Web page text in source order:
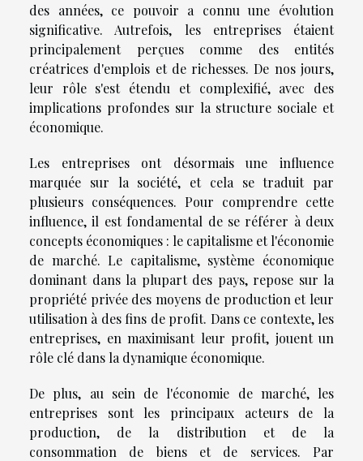
des années, ce pouvoir a connu une évolution
significative. Autrefois, les entreprises étaient
principalement perçues comme des entités
créatrices d'emplois et de richesses. De nos jours,
leur rôle s'est étendu et complexifié, avec des
implications profondes sur la structure sociale et
économique.
Les entreprises ont désormais une influence
marquée sur la société, et cela se traduit par
plusieurs conséquences. Pour comprendre cette
influence, il est fondamental de se référer à deux
concepts économiques : le capitalisme et l'économie
de marché. Le capitalisme, système économique
dominant dans la plupart des pays, repose sur la
propriété privée des moyens de production et leur
utilisation à des fins de profit. Dans ce contexte, les
entreprises, en maximisant leur profit, jouent un
rôle clé dans la dynamique économique.
De plus, au sein de l'économie de marché, les
entreprises sont les principaux acteurs de la
production, de la distribution et de la
consommation de biens et de services. Par